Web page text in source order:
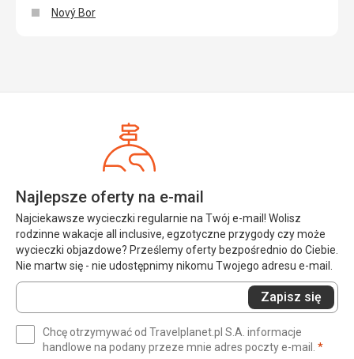
Nový Bor
Najlepsze oferty na e-mail
Najciekawsze wycieczki regularnie na Twój e-mail! Wolisz
rodzinne wakacje all inclusive, egzotyczne przygody czy może
wycieczki objazdowe? Prześlemy oferty bezpośrednio do Ciebie.
Nie martw się - nie udostępnimy nikomu Twojego adresu e-mail.
Wprowadź
swój
(wymagane)
Zapisz się
Chcę otrzymywać od Travelplanet.pl S.A. informacje
handlowe na podany przeze mnie adres poczty e-mail. *